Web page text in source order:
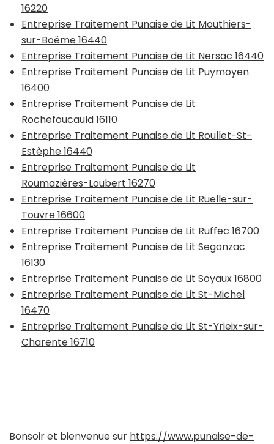
16220
Entreprise Traitement Punaise de Lit Mouthiers-
sur-Boëme 16440
Entreprise Traitement Punaise de Lit Nersac 16440
Entreprise Traitement Punaise de Lit Puymoyen
16400
Entreprise Traitement Punaise de Lit
Rochefoucauld 16110
Entreprise Traitement Punaise de Lit Roullet-St-
Estèphe 16440
Entreprise Traitement Punaise de Lit
Roumazières-Loubert 16270
Entreprise Traitement Punaise de Lit Ruelle-sur-
Touvre 16600
Entreprise Traitement Punaise de Lit Ruffec 16700
Entreprise Traitement Punaise de Lit Segonzac
16130
Entreprise Traitement Punaise de Lit Soyaux 16800
Entreprise Traitement Punaise de Lit St-Michel
16470
Entreprise Traitement Punaise de Lit St-Yrieix-sur-
Charente 16710
Bonsoir et bienvenue sur https://www.punaise-de-